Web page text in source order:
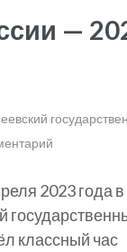
—
2023 года
классный час